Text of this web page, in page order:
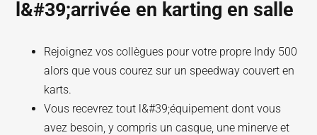
l&#39;arrivée en karting en salle
Rejoignez vos collègues pour votre propre Indy 500
alors que vous courez sur un speedway couvert en
karts.
Vous recevrez tout l&#39;équipement dont vous
avez besoin, y compris un casque, une minerve et